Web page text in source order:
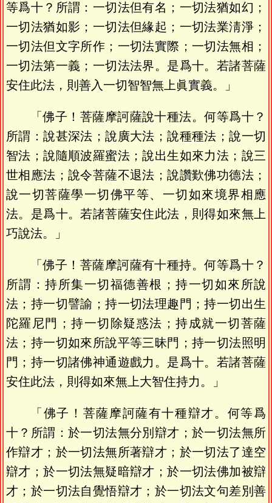
等爲十？所謂：一切法但有名；一切法猶如幻；
一切法猶如影；一切法但緣起；一切法業淸淨；
一切法但文字所作；一切法實際；一切法無相；
一切法第一義；一切法法界。是爲十。若諸菩薩
安住此法，則善入一切智智無上眞實義。」
「佛子！菩薩摩訶薩說十種法。何等爲十？
所謂：說甚深法；說廣大法；說種種法；說一切
智法；說隨順波羅蜜法；說出生如來力法；說三
世相應法；說令菩薩不退法；說讚歎佛功德法；
說一切菩薩學一切佛平等、一切如來境界相應
法。是爲十。若諸菩薩安住此法，則得如來無上
巧說法。」
「佛子！菩薩摩訶薩有十種持。何等爲十？
所謂：持所集一切福德善根；持一切如來所說
法；持一切譬諭；持一切法理趣門；持一切出生
陀羅尼門；持一切除疑惑法；持成就一切菩薩
法；持一切如來所說平等三昧門；持一切法照明
門；持一切諸佛神通遊戲力。是爲十。若諸菩薩
安住此法，則得如來無上大智住持力。」
「佛子！菩薩摩訶薩有十種辯才。何等爲
十？所謂：於一切法無分別辯才；於一切法無所
作辯才；於一切法無所著辯才；於一切法了達空
辯才；於一切法無疑暗辯才；於一切法佛加被辯
才；於一切法自覺悟辯才；於一切法文句差別善